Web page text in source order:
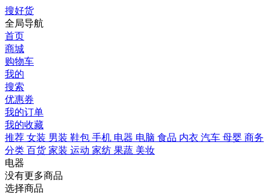
搜好货
全局导航
首页
商城
购物车
我的
搜索
优惠券
我的订单
我的收藏
推荐 女装 男装 鞋包 手机 电器 电脑 食品 内衣 汽车 母婴 商务
分类 百货 家装 运动 家纺 果蔬 美妆
电器
没有更多商品
选择商品